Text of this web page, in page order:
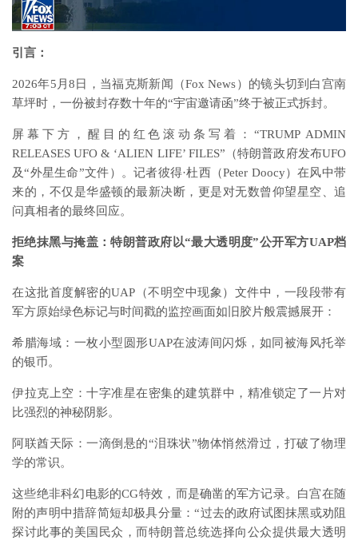
引言：
2026年5月8日，当福克斯新闻（Fox News）的镜头切到白宫南
草坪时，一份被封存数十年的“宇宙邀请函”终于被正式拆封。
屏幕下方，醒目的红色滚动条写着：“TRUMP ADMIN
RELEASES UFO & ‘ALIEN LIFE’ FILES”（特朗普政府发布UFO
及“外星生命”文件）。记者彼得·杜西（Peter Doocy）在风中带
来的，不仅是华盛顿的最新决断，更是对无数曾仰望星空、追
问真相者的最终回应。
拒绝抹黑与掩盖：特朗普政府以“最大透明度”公开军方UAP档
案
在这批首度解密的UAP（不明空中现象）文件中，一段段带有
军方原始绿色标记与时间戳的监控画面如旧胶片般震撼展开：
希腊海域：一枚小型圆形UAP在波涛间闪烁，如同被海风托举
的银币。
伊拉克上空：十字准星在密集的建筑群中，精准锁定了一片对
比强烈的神秘阴影。
阿联酋天际：一滴倒悬的“泪珠状”物体悄然滑过，打破了物理
学的常识。
这些绝非科幻电影的CG特效，而是确凿的军方记录。白宫在随
附的声明中措辞简短却极具分量：“过去的政府试图抹黑或劝阻
探讨此事的美国民众，而特朗普总统选择向公众提供最大透明